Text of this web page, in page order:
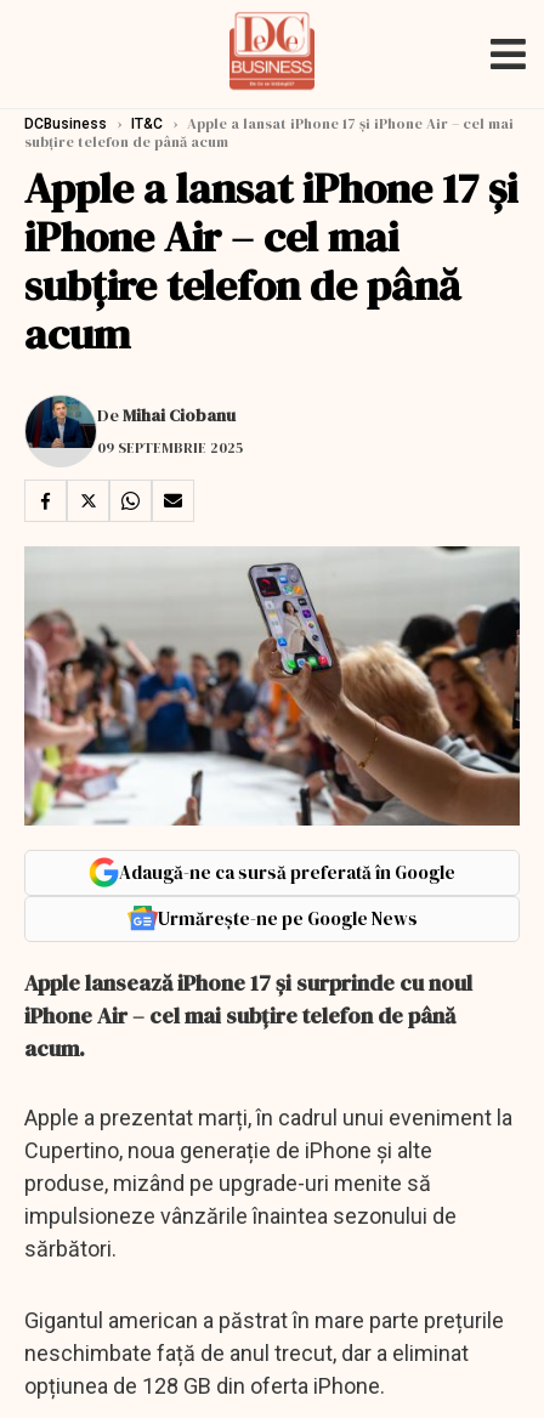
DCBusiness › IT&C › Apple a lansat iPhone 17 și iPhone Air – cel mai
subțire telefon de până acum
Apple a lansat iPhone 17 și
iPhone Air – cel mai
subțire telefon de până
acum
DeMihai Ciobanu
09 SEPTEMBRIE 2025
Adaugă-ne ca sursă preferată în Google
Urmărește-ne pe Google News
Apple lansează iPhone 17 și surprinde cu noul
iPhone Air – cel mai subțire telefon de până
acum.
Apple a prezentat marți, în cadrul unui eveniment la
Cupertino, noua generație de iPhone și alte
produse, mizând pe upgrade-uri menite să
impulsioneze vânzările înaintea sezonului de
sărbători.
Gigantul american a păstrat în mare parte prețurile
neschimbate față de anul trecut, dar a eliminat
opțiunea de 128 GB din oferta iPhone.